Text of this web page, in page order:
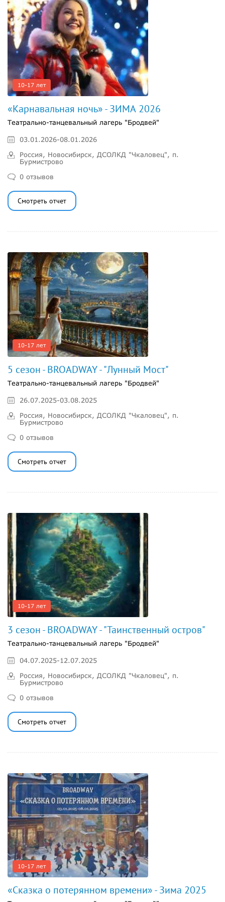
10-17 лет
«Карнавальная ночь» - ЗИМА 2026
Театрально-танцевальный лагерь "Бродвей"
03.01.2026-08.01.2026
Россия, Новосибирск, ДСОЛКД "Чкаловец", п.
Бурмистрово
0 отзывов
Смотреть отчет
10-17 лет
5 сезон - BROADWAY - "Лунный Мост"
Театрально-танцевальный лагерь "Бродвей"
26.07.2025-03.08.2025
Россия, Новосибирск, ДСОЛКД "Чкаловец", п.
Бурмистрово
0 отзывов
Смотреть отчет
10-17 лет
3 сезон - BROADWAY - "Таинственный остров"
Театрально-танцевальный лагерь "Бродвей"
04.07.2025-12.07.2025
Россия, Новосибирск, ДСОЛКД "Чкаловец", п.
Бурмистрово
0 отзывов
Смотреть отчет
10-17 лет
«Сказка о потерянном времени» - Зима 2025